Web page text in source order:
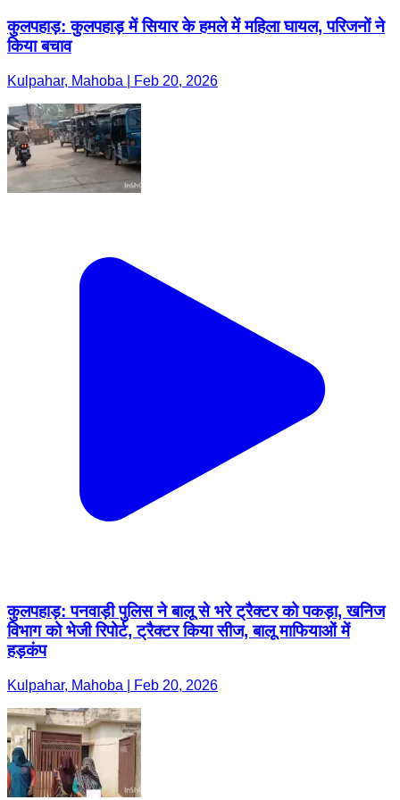
कुलपहाड़: कुलपहाड़ में सियार के हमले में महिला घायल, परिजनों ने
किया बचाव
Kulpahar, Mahoba | Feb 20, 2026
कुलपहाड़: पनवाड़ी पुलिस ने बालू से भरे ट्रैक्टर को पकड़ा, खनिज
विभाग को भेजी रिपोर्ट, ट्रैक्टर किया सीज, बालू माफियाओं में
हड़कंप
Kulpahar, Mahoba | Feb 20, 2026